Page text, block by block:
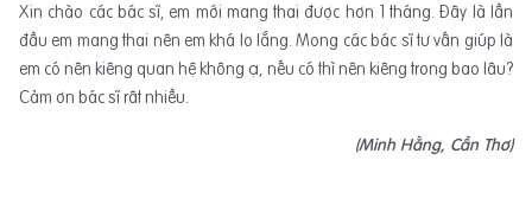
Xin chào các bác sĩ, em mới mang thai được hơn 1 tháng. Đây là lần
đầu em mang thai nên em khá lo lắng. Mong các bác sĩ tư vấn giúp là
em có nên kiêng quan hệ không ạ, nếu có thì nên kiêng trong bao lâu?
Cảm ơn bác sĩ rât nhiều.
(Minh Hằng, Cần Thơ)